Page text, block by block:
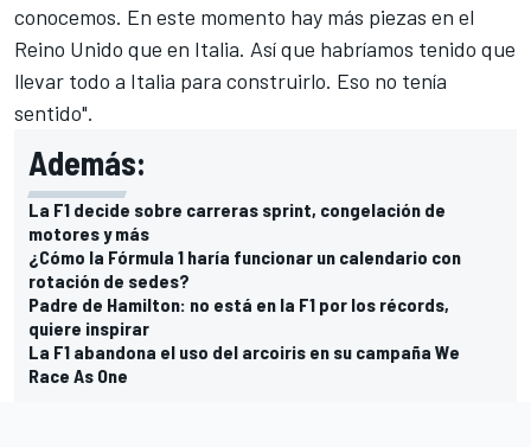
conocemos. En este momento hay más piezas en el
Reino Unido que en Italia. Así que habríamos tenido que
llevar todo a Italia para construirlo. Eso no tenía
sentido".
Además:
La F1 decide sobre carreras sprint, congelación de
motores y más
¿Cómo la Fórmula 1 haría funcionar un calendario con
rotación de sedes?
Padre de Hamilton: no está en la F1 por los récords,
quiere inspirar
La F1 abandona el uso del arcoiris en su campaña We
Race As One